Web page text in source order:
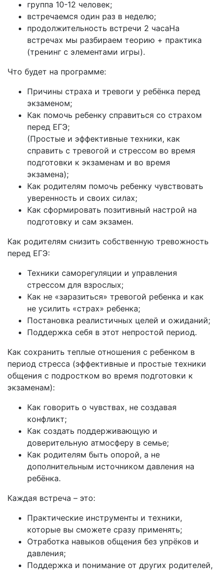
группа 10-12 человек;
встречаемся один раз в неделю;
продолжительность встречи 2 часаНа
встречах мы разбираем теорию + практика
(тренинг с элементами игры).
Что будет на программе:
Причины страха и тревоги у ребёнка перед
экзаменом;
Как помочь ребенку справиться со страхом
перед ЕГЭ;
(Простые и эффективные техники, как
справить с тревогой и стрессом во время
подготовки к экзаменам и во время
экзамена);
Как родителям помочь ребенку чувствовать
уверенность и своих силах;
Как сформировать позитивный настрой на
подготовку и сам экзамен.
Как родителям снизить собственную тревожность
перед ЕГЭ:
Техники саморегуляции и управления
стрессом для взрослых;
Как не «заразиться» тревогой ребенка и как
не усилить «страх» ребенка;
Постановка реалистичных целей и ожиданий;
Поддержка себя в этот непростой период.
Как сохранить теплые отношения с ребенком в
период стресса (эффективные и простые техники
общения с подростком во время подготовки к
экзаменам):
Как говорить о чувствах, не создавая
конфликт;
Как создать поддерживающую и
доверительную атмосферу в семье;
Как родителям быть опорой, а не
дополнительным источником давления на
ребёнка.
Каждая встреча – это:
Практические инструменты и техники,
которые вы сможете сразу применять;
Отработка навыков общения без упрёков и
давления;
Поддержка и понимание от других родителей,